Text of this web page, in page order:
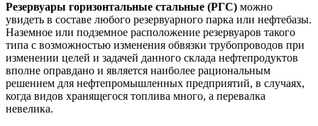
Резервуары горизонтальные стальные (РГС) можно
увидеть в составе любого резервуарного парка или нефтебазы.
Наземное или подземное расположение резервуаров такого
типа с возможностью изменения обвязки трубопроводов при
изменении целей и задачей данного склада нефтепродуктов
вполне оправдано и является наиболее рациональным
решением для нефтепромышленных предприятий, в случаях,
когда видов хранящегося топлива много, а перевалка
невелика.